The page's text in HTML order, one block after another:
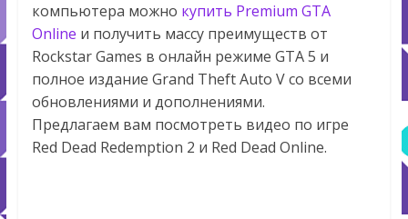
компьютера можно купить Premium GTA
Online и получить массу преимуществ от
Rockstar Games в онлайн режиме GTA 5 и
полное издание Grand Theft Auto V со всеми
обновлениями и дополнениями.
Предлагаем вам посмотреть видео по игре
Red Dead Redemption 2 и Red Dead Online.